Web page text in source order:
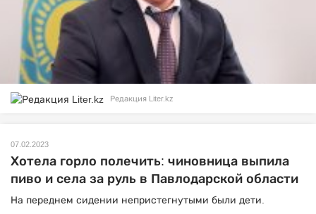
Редакция Liter.kz
07.02.2023
Хотела горло полечить: чиновница выпила
пиво и села за руль в Павлодарской области
На переднем сидении непристегнутыми были дети.